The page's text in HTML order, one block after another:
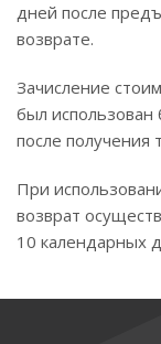
дней после
возврате.
Зачисление
был использован
после получения
При
возврат
10 календарных